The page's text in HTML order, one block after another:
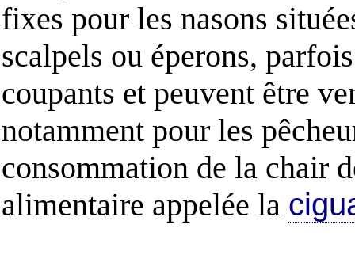
fixes pour les nasons
scalpels ou éperons,
coupants et peuvent être
notamment pour les
consommation de la chair
alimentaire appelée la